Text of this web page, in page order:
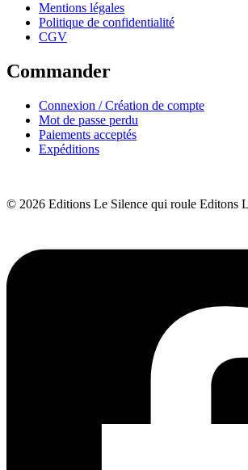
Mentions légales
Politique de confidentialité
CGV
Commander
Connexion / Création de compte
Mot de passe perdu
Paiements acceptés
Expéditions
© 2026 Editions Le Silence qui roule Editons